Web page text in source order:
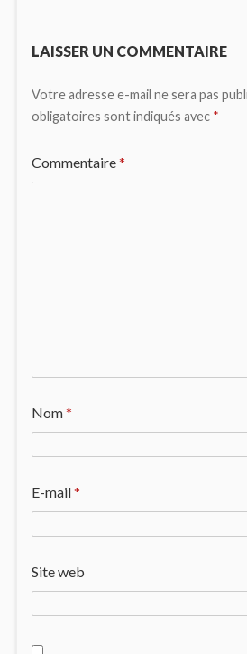
LAISSER UN COMMENTAIRE
Votre adresse e-mail ne sera pas
obligatoires sont indiqués avec *
Commentaire*
Nom*
E-mail*
Site web